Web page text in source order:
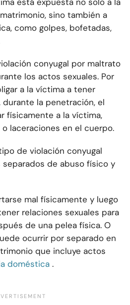
sino también a
como golpes, bofetadas,
conyugal por maltrato
los actos sexuales. Por
a la víctima a tener
durante la penetración, el
físicamente a la víctima,
laceraciones en el cuerpo.
de violación conyugal
de abuso físico y
mal físicamente y luego
relaciones sexuales para
de una pelea física. O
ocurrir por separado en
que incluye actos
doméstica .